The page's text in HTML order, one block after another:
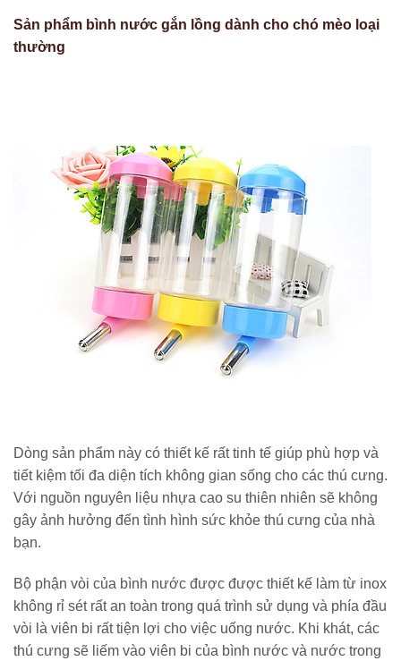
Sản phẩm bình nước gắn lồng dành cho chó mèo loại
thường
Dòng sản phẩm này có thiết kế rất tinh tế giúp phù hợp và
tiết kiệm tối đa diện tích không gian sống cho các thú cưng.
Với nguồn nguyên liệu nhựa cao su thiên nhiên sẽ không
gây ảnh hưởng đến tình hình sức khỏe thú cưng của nhà
bạn.
Bộ phận vòi của bình nước được được thiết kế làm từ inox
không rỉ sét rất an toàn trong quá trình sử dụng và phía đầu
vòi là viên bi rất tiện lợi cho việc uống nước. Khi khát, các
thú cưng sẽ liếm vào viên bi của bình nước và nước trong